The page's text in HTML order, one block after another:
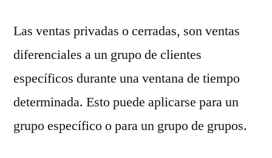
Las ventas privadas o cerradas, son ventas
diferenciales a un grupo de clientes
específicos durante una ventana de tiempo
determinada. Esto puede aplicarse para un
grupo específico o para un grupo de grupos.